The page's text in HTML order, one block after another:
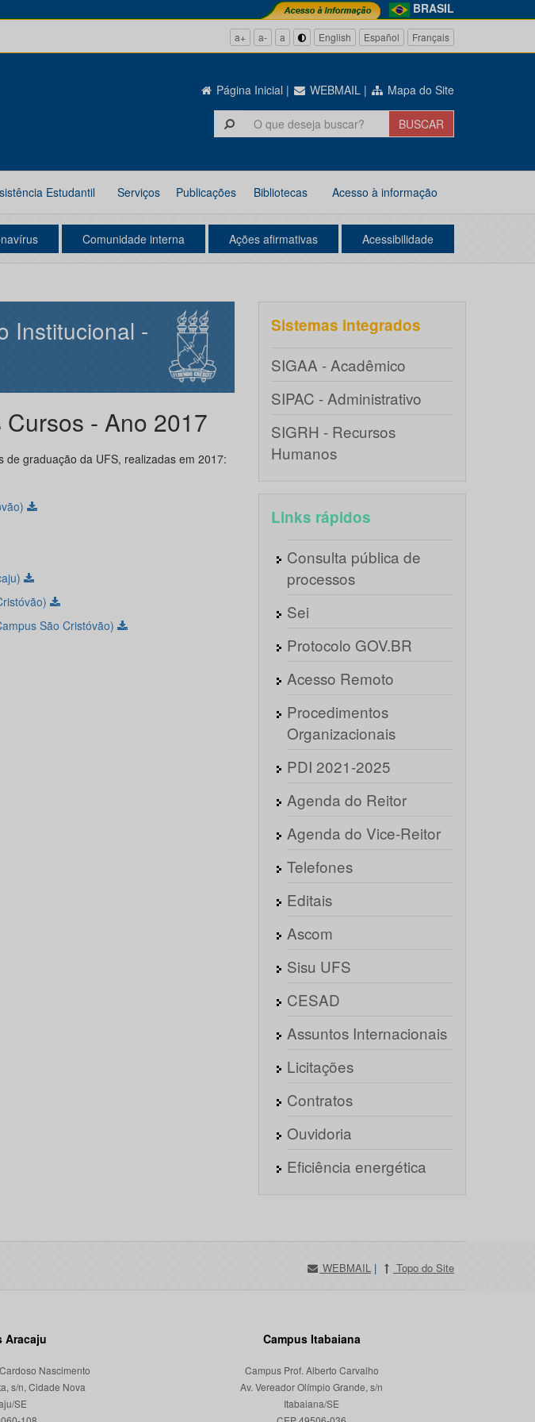
BRASIL
a+ a- a English Español Français
Página Inicial | WEBMAIL | Mapa do Site
Estudantil Serviços Publicações Bibliotecas Acesso à informação
Comunidade interna Ações afirmativas Acessibilidade
Institucional -
- Ano 2017
de graduação da UFS, realizadas em 2017:
São Cristóvão)
Sistemas integrados
SIGAA - Acadêmico
SIPAC - Administrativo
SIGRH - Recursos
Humanos
Links rápidos
Consulta pública de
processos
Sei
Protocolo GOV.BR
Acesso Remoto
Procedimentos
Organizacionais
PDI 2021-2025
Agenda do Reitor
Agenda do Vice-Reitor
Telefones
Editais
Ascom
Sisu UFS
CESAD
Assuntos Internacionais
Licitações
Contratos
Ouvidoria
Eficiência energética
WEBMAIL | Topo do Site
Aracaju
Nascimento
s/n, Cidade Nova
SE
Campus Itabaiana
Campus Prof. Alberto Carvalho
Av. Vereador Olímpio Grande, s/n
Itabaiana/SE